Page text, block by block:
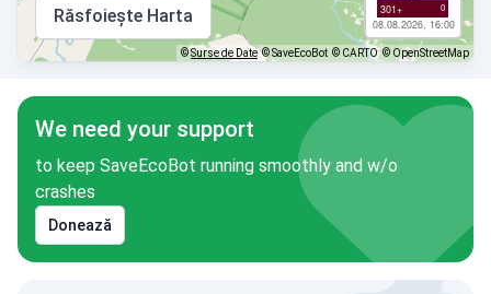
301+ 0
08.08.2026, 16:00
Răsfoiește Harta
©Surse de Date © SaveEcoBot © CARTO © OpenStreetMap
We need your support
to keep SaveEcoBot running smoothly and w/o
crashes
Donează